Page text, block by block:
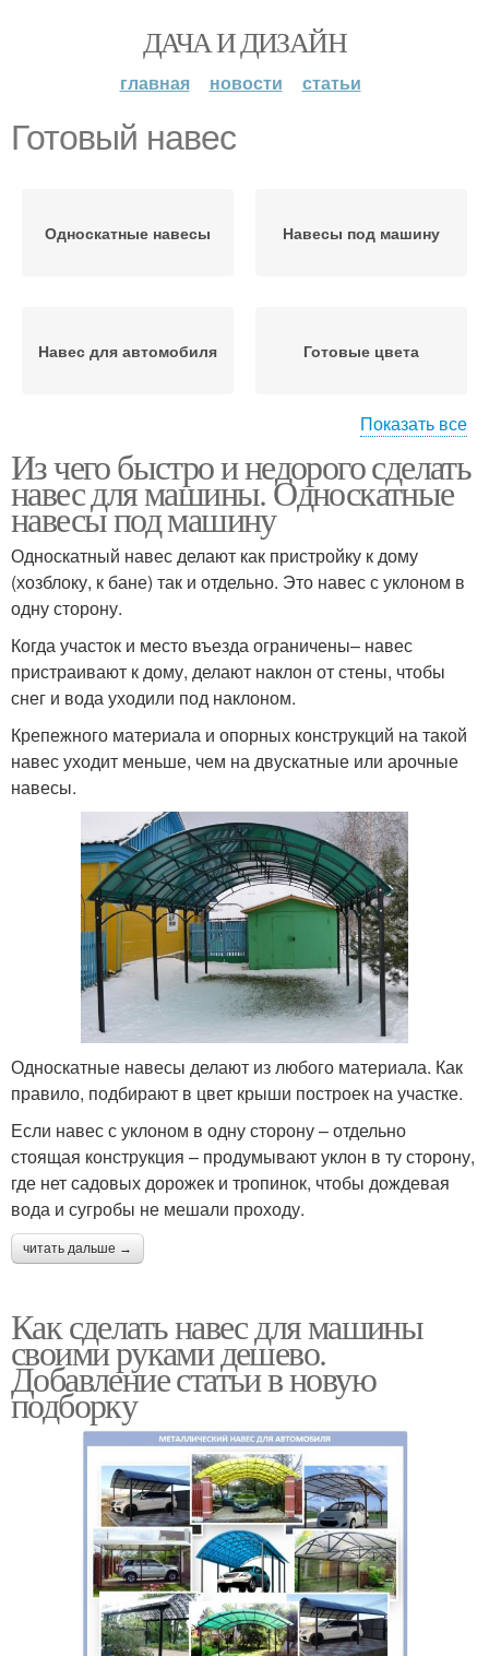
ДАЧА И ДИЗАЙН
главная новости статьи
Готовый навес
Односкатные навесы Навесы под машину
Навес для автомобиля Готовые цвета
Навес для машины
поликарбоната
Металлический навес Дешевый навес
Навес для авто
Навес из профильной
Навес из профильных
труб
Односкатный навес
Навес из профнастила Навес под машину
Автомобильный навес
Показать все
Из чего быстро и недорого сделать
навес для машины. Односкатные
навесы под машину
Односкатный навес делают как пристройку к дому
(хозблоку, к бане) так и отдельно. Это навес с уклоном в
одну сторону.
Когда участок и место въезда ограничены– навес
пристраивают к дому, делают наклон от стены, чтобы
снег и вода уходили под наклоном.
Крепежного материала и опорных конструкций на такой
навес уходит меньше, чем на двускатные или арочные
навесы.
Односкатные навесы делают из любого материала. Как
правило, подбирают в цвет крыши построек на участке.
Если навес с уклоном в одну сторону – отдельно
стоящая конструкция – продумывают уклон в ту сторону,
где нет садовых дорожек и тропинок, чтобы дождевая
вода и сугробы не мешали проходу.
читать дальше →
Как сделать навес для машины
своими руками дешево.
Добавление статьи в новую
подборку